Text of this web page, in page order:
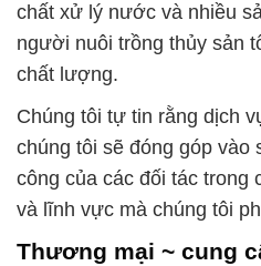
chất xử lý nước và nhiều
người nuôi trồng thủy sản
chất lượng.
Chúng tôi tự tin rằng dịch
chúng tôi sẽ đóng góp vào
công của các đối tác trong
và lĩnh vực mà chúng tôi
Thương mại ~ cung